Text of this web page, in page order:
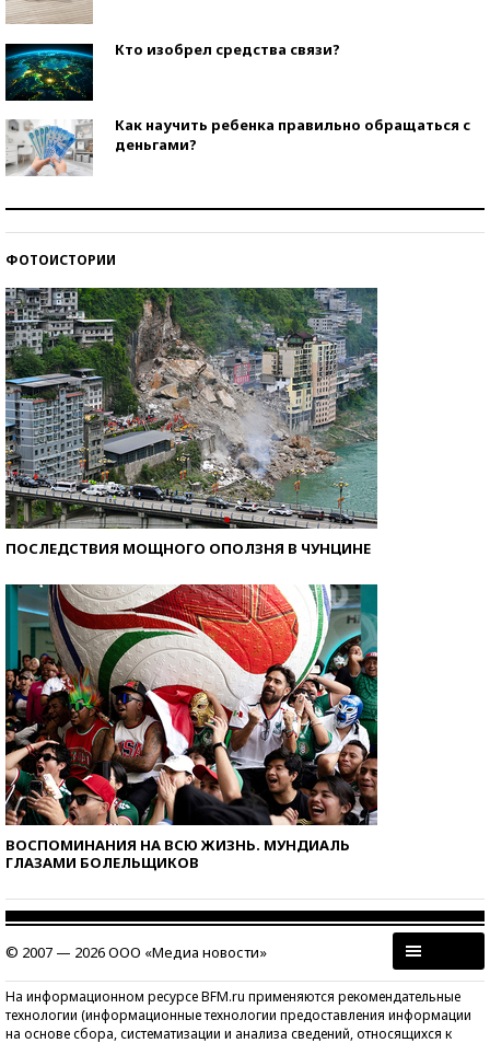
Кто изобрел средства связи?
Как научить ребенка правильно обращаться с
деньгами?
ФОТОИСТОРИИ
ПОСЛЕДСТВИЯ МОЩНОГО ОПОЛЗНЯ В ЧУНЦИНЕ
ВОСПОМИНАНИЯ НА ВСЮ ЖИЗНЬ. МУНДИАЛЬ
ГЛАЗАМИ БОЛЕЛЬЩИКОВ
© 2007 — 2026 ООО «Медиа новости»
На информационном ресурсе BFM.ru применяются рекомендательные
технологии (информационные технологии предоставления информации
на основе сбора, систематизации и анализа сведений, относящихся к